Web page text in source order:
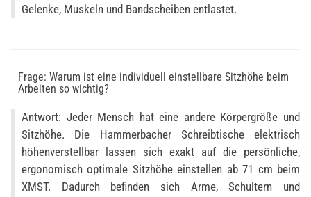
Gelenke, Muskeln und Bandscheiben entlastet.
Frage: Warum ist eine individuell einstellbare Sitzhöhe beim
Arbeiten so wichtig?
Antwort: Jeder Mensch hat eine andere Körpergröße und
Sitzhöhe. Die Hammerbacher Schreibtische elektrisch
höhenverstellbar lassen sich exakt auf die persönliche,
ergonomisch optimale Sitzhöhe einstellen ab 71 cm beim
XMST. Dadurch befinden sich Arme, Schultern und